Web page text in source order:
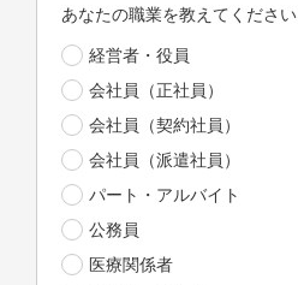
あなたの職業を教えてください
経営者・役員
会社員（正社員）
会社員（契約社員）
会社員（派遣社員）
パート・アルバイト
公務員
医療関係者